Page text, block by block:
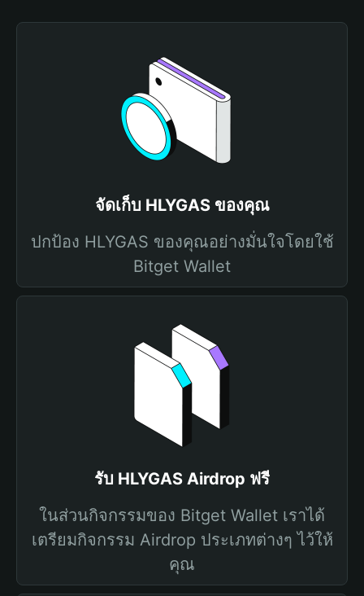
จัดเก็บ HLYGAS ของคุณ
ปกป้อง HLYGAS ของคุณอย่างมั่นใจโดยใช้
Bitget Wallet
รับ HLYGAS Airdrop ฟรี
ในส่วนกิจกรรมของ Bitget Wallet เราได้
เตรียมกิจกรรม Airdrop ประเภทต่างๆ ไว้ให้
คุณ